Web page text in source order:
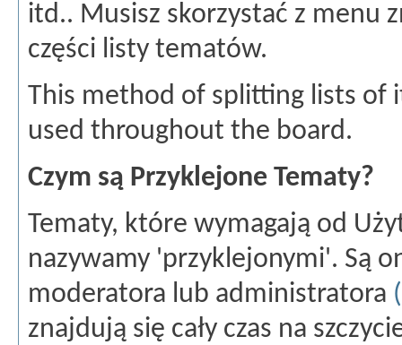
itd.. Musisz skorzystać z menu
części listy tematów.
This method of splitting lists of
used throughout the board.
Czym są Przyklejone Tematy?
Tematy, które wymagają od
nazywamy 'przyklejonymi'. Są
moderatora lub administratora
znajdują się cały czas na